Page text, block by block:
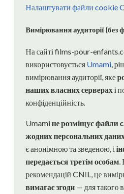
Налаштувати файли cookie
Вимірювання аудиторії (без
На сайті films-pour-
використовується Umami,
вимірювання аудиторії, яке
наших власних серверахі
конфіденційність.
Umamiне розміщує файли
жодних персональних
є анонімною та зведеною, і
передається третім особам.
рекомендацій CNIL, це
вимагає згоди — для такого